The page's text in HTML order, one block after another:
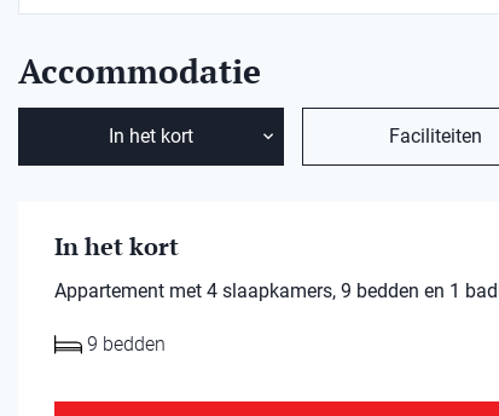
Accommodatie
In het kort Faciliteiten
In het kort
Appartement met 4 slaapkamers, 9 bedden en 1
9 bedden